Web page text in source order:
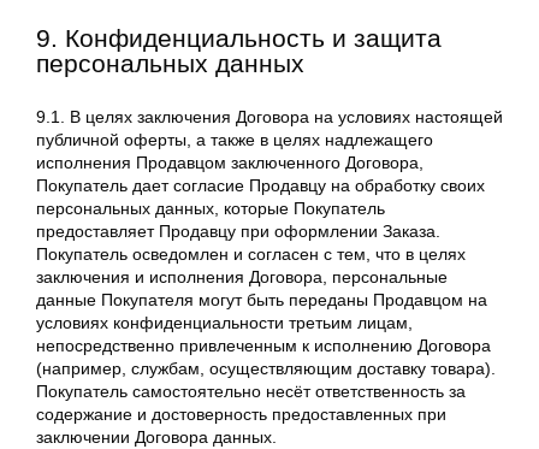
9. Конфиденциальность и защита
персональных данных
9.1. В целях заключения Договора на условиях настоящей
публичной оферты, а также в целях надлежащего
исполнения Продавцом заключенного Договора,
Покупатель дает согласие Продавцу на обработку своих
персональных данных, которые Покупатель
предоставляет Продавцу при оформлении Заказа.
Покупатель осведомлен и согласен с тем, что в целях
заключения и исполнения Договора, персональные
данные Покупателя могут быть переданы Продавцом на
условиях конфиденциальности третьим лицам,
непосредственно привлеченным к исполнению Договора
(например, службам, осуществляющим доставку товара).
Покупатель самостоятельно несёт ответственность за
содержание и достоверность предоставленных при
заключении Договора данных.